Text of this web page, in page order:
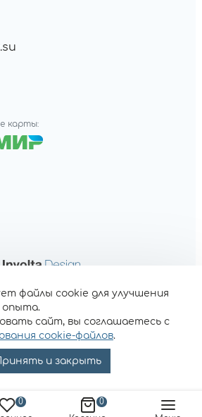
0
0
карты:
файлы cookie для улучшения
опыта.
сайт, вы соглашаетесь с
cookie-файлов.
Принять и закрыть